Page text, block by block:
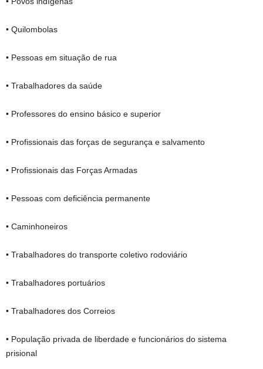
• Quilombolas
• Pessoas em situação de rua
• Trabalhadores da saúde
• Professores do ensino básico e superior
• Profissionais das forças de segurança e salvamento
• Profissionais das Forças Armadas
• Pessoas com deficiência permanente
• Caminhoneiros
• Trabalhadores do transporte coletivo rodoviário
• Trabalhadores portuários
• Trabalhadores dos Correios
• População privada de liberdade e funcionários do sistema
prisional